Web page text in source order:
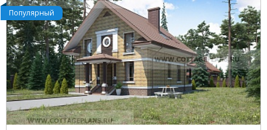
Популярный